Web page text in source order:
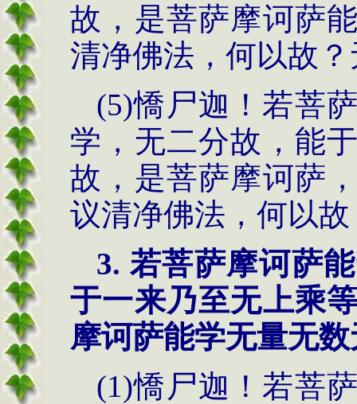
故，是菩萨摩诃萨
清净佛法，何以故
(5)憍尸迦！若菩
学，无二分故，能
故，是菩萨摩诃萨
议清净佛法，何以
3. 若菩萨摩诃萨
于一来乃至无上乘
摩诃萨能学无量无
(1)憍尸迦！若菩